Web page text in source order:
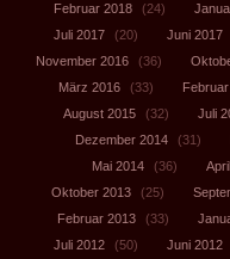
Februar 2018
(24)
Juli 2017
(20) Juni 2017
November 2016
(36)
März 2016
(33)
August 2015
(32) Juli
Dezember 2014
(31)
Mai 2014
(36)
Oktober 2013
(25)
Februar 2013
(33)
Juli 2012
(50) Juni 2012